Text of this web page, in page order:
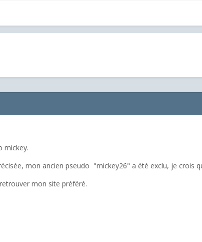
mickey.
mon ancien pseudo "mickey26" a été exclu, je crois
mon site préféré.